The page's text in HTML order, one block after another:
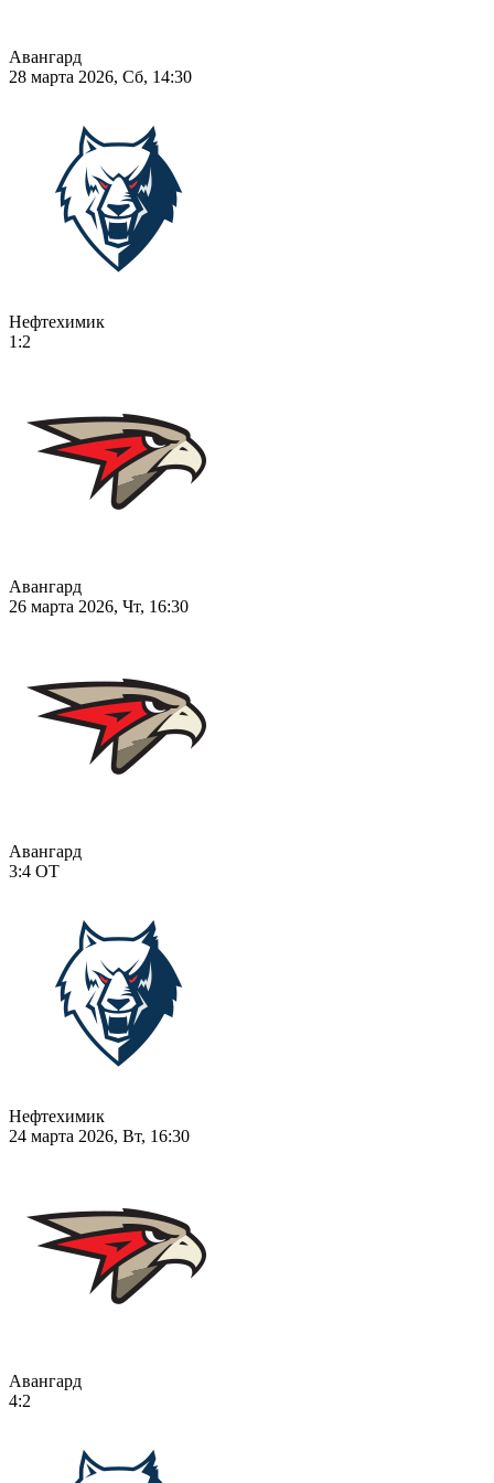
Авангард
28 марта 2026, Сб, 14:30
Нефтехимик
1:2
Авангард
26 марта 2026, Чт, 16:30
Авангард
3:4 ОТ
Нефтехимик
24 марта 2026, Вт, 16:30
Авангард
4:2